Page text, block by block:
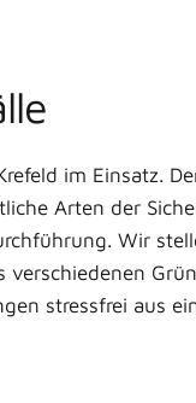
im Einsatz.
Arten der
Wir
stressfrei aus